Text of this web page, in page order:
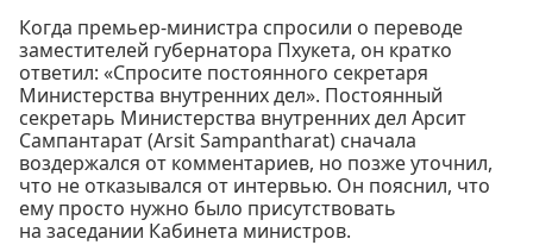
Когда премьер-министра спросили о переводе
заместителей губернатора Пхукета, он кратко
ответил: «Спросите постоянного секретаря
Министерства внутренних дел». Постоянный
секретарь Министерства внутренних дел Арсит
Сампантарат (Arsit Sampantharat) сначала
воздержался от комментариев, но позже уточнил,
что не отказывался от интервью. Он пояснил, что
ему просто нужно было присутствовать
на заседании Кабинета министров.